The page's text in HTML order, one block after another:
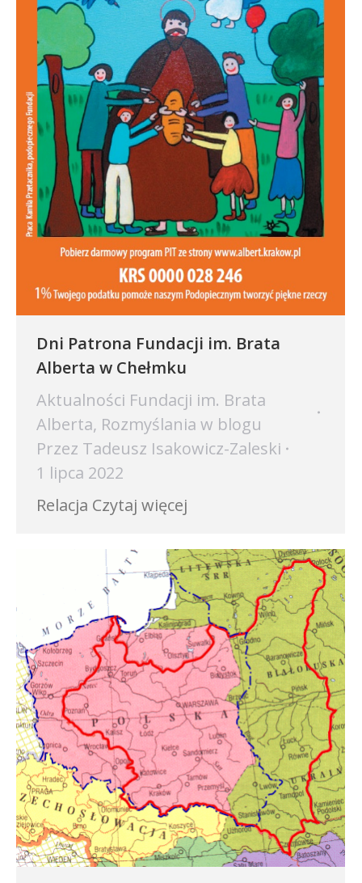
Dni Patrona Fundacji im. Brata
Alberta w Chełmku
Aktualności Fundacji im. Brata
Alberta, Rozmyślania w blogu
Przez Tadeusz Isakowicz-Zaleski
1 lipca 2022
Relacja Czytaj więcej